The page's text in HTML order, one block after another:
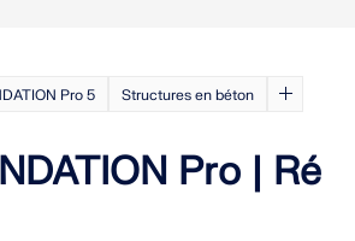
Pro 5 Structures en béton
Pro | Ré